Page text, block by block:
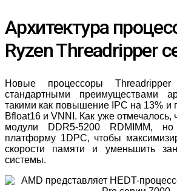
Архитектура
Ryzen Threadripper
Новые процессоры
стандартными преимуществами
такими как повышение IPC на 13% и
Bfloat16 и VNNI. Как уже
модули DDR5-5200 RDMIMM, но
платформу 1DPC, чтобы
скорости памяти и уменьшить
системы.